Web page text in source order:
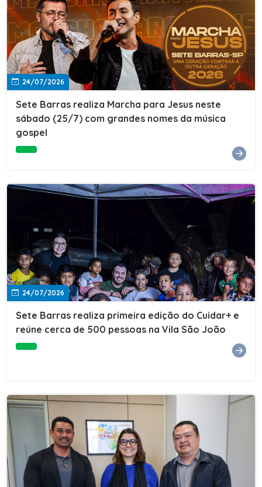
24/07/2026
Sete Barras realiza Marcha para Jesus neste
sábado (25/7) com grandes nomes da música
gospel
24/07/2026
Sete Barras realiza primeira edição do Cuidar+ e
reúne cerca de 500 pessoas na Vila São João